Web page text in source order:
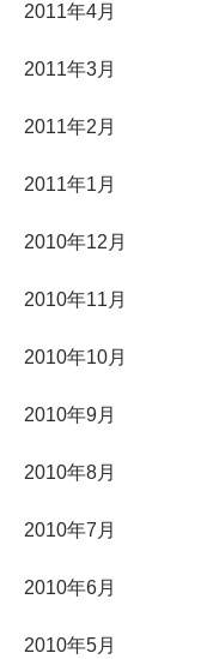
2011年4月
2011年3月
2011年2月
2011年1月
2010年12月
2010年11月
2010年10月
2010年9月
2010年8月
2010年7月
2010年6月
2010年5月